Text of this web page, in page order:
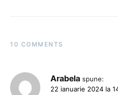
10 COMMENTS
Arabela spune:
22 ianuarie 2024 la